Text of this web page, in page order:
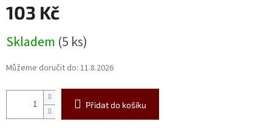
103 Kč
cena:
Skladem (5 ks)
Můžeme doručit do: 11.8.2026
Přidat do košíku